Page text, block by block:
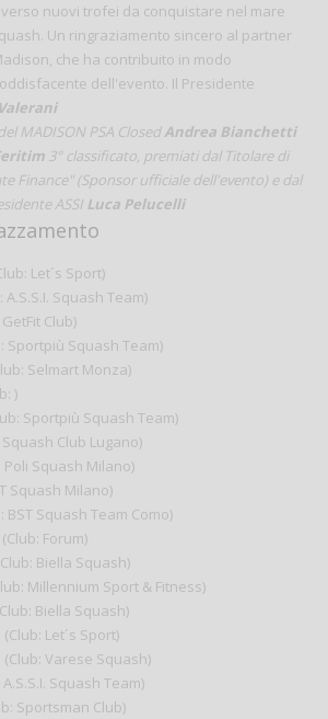
nuovi trofei da conquistare nel mare
Un ringraziamento sincero al partner
che ha contribuito in modo
dell'evento. Il Presidente
MADISON PSA ClosedAndrea Bianchetti
3° classificato, premiati dal Titolare di
Finance" (Sponsor ufficiale dell'evento) e dal
ASSI Luca Pelucelli
Let´s Sport)
A.S.S.I. Squash Team)
Club)
Sportpiù Squash Team)
Selmart Monza)
)
Sportpiù Squash Team)
Squash Club Lugano)
Poli Squash Milano)
Squash Milano)
BST Squash Team Como)
(Club: Forum)
Biella Squash)
Millennium Sport & Fitness)
Biella Squash)
(Club: Let´s Sport)
(Club: Varese Squash)
A.S.S.I. Squash Team)
Sportsman Club)